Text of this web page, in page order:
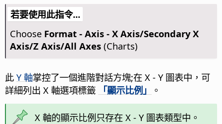
若要使用此指令...
Choose Format - Axis - X Axis/Secondary X
Axis/Z Axis/All Axes(Charts)
此 Y 軸掌控了一個進階對話方塊;在 X - Y 圖表中，可
詳細列出 X 軸選項標籤
「顯示比例」 。
X 軸的顯示比例只存在 X - Y 圖表類型中。